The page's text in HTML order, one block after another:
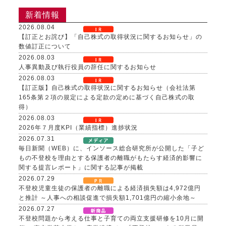
新着情報
2026.08.04
【訂正とお詫び】「自己株式の取得状況に関するお知らせ」の
数値訂正について
2026.08.03
人事異動及び執行役員の辞任に関するお知らせ
2026.08.03
【訂正版】自己株式の取得状況に関するお知らせ（会社法第
165条第２項の規定による定款の定めに基づく自己株式の取
得）
2026.08.03
2026年７月度KPI（業績指標）進捗状況
2026.07.31
毎日新聞（WEB）に、インソース総合研究所が公開した「子ど
もの不登校を理由とする保護者の離職がもたらす経済的影響に
関する提言レポート」に関する記事が掲載
2026.07.29
不登校児童生徒の保護者の離職による経済損失額は4,972億円
と推計 ～人事への相談促進で損失額1,701億円の縮小余地～
2026.07.27
不登校問題から考える仕事と子育ての両立支援研修を10月に開